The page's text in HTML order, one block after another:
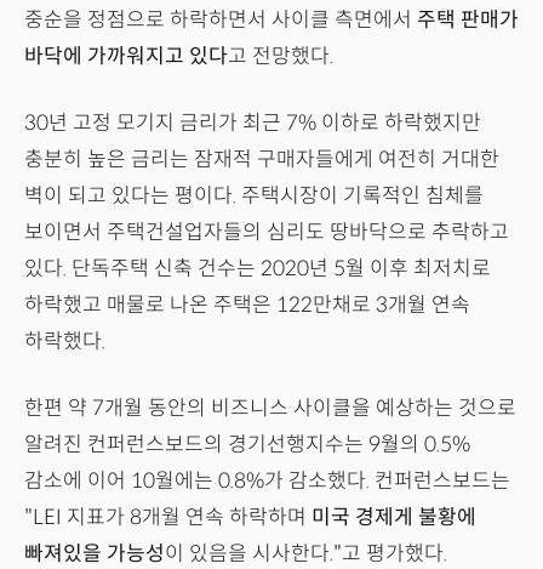
중순을 정점으로 하락하면서 사이클 측면에서 주택 판매가
바닥에 가까워지고 있다고 전망했다.
30년 고정 모기지 금리가 최근 7% 이하로 하락했지만
충분히 높은 금리는 잠재적 구매자들에게 여전히 거대한
벽이 되고 있다는 평이다. 주택시장이 기록적인 침체를
보이면서 주택건설업자들의 심리도 땅바닥으로 추락하고
있다. 단독주택 신축 건수는 2020년 5월 이후 최저치로
하락했고 매물로 나온 주택은 122만채로 3개월 연속
하락했다.
한편 약 7개월 동안의 비즈니스 사이클을 예상하는 것으로
알려진 컨퍼런스보드의 경기선행지수는 9월의 0.5%
감소에 이어 10월에는 0.8%가 감소했다. 컨퍼런스보드는
"LEI 지표가 8개월 연속 하락하며 미국 경제게 불황에
빠져있을 가능성이 있음을 시사한다."고 평가했다.